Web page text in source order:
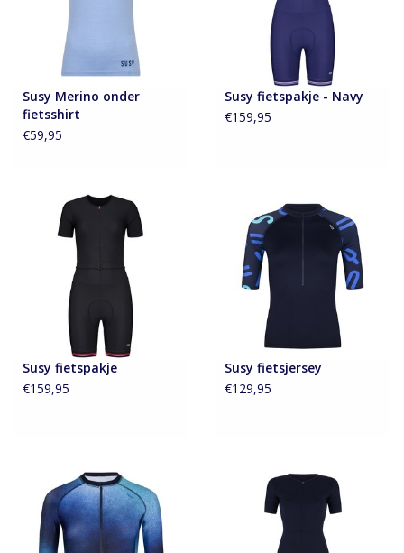
Susy Merino onder
fietsshirt
€59,95
Susy fietspakje - Navy
€159,95
Susy fietspakje
€159,95
Susy fietsjersey
€129,95